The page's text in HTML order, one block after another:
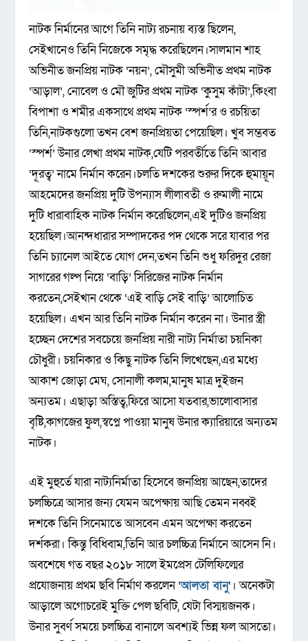
নাটক নির্মানের আগে তিনি নাট্য রচনায় ব্যস্ত ছিলেন,
সেইখানেও তিনি নিজেকে সমৃদ্ধ করেছিলেন।সালমান শাহ
অভিনীত জনপ্রিয় নাটক ‘নয়ন’, মৌসুমী অভিনীত প্রথম নাটক
‘আড়াল’, নোবেল ও মৌ জুটির প্রথম নাটক ‘কুসুম কাঁটা’,কিংবা
বিপাশা ও শমীর একসাথে প্রথম নাটক ‘স্পর্শ’র ও রচয়িতা
তিনি,নাটকগুলো তখন বেশ জনপ্রিয়তা পেয়েছিল। খুব সম্ভবত
‘স্পর্শ’ উনার লেখা প্রথম নাটক,যেটি পরবর্তীতে তিনি আবার
‘দূরত্ব’ নামে নির্মান করেন।চলতি দশকের শুরুর দিকে হুমায়ূন
আহমেদের জনপ্রিয় দুটি উপন্যাস লীলাবতী ও রুমালী নামে
দুটি ধারাবাহিক নাটক নির্মান করেছিলেন,এই দুটিও জনপ্রিয়
হয়েছিল।আনন্দধারার সম্পাদকের পদ থেকে সরে যাবার পর
তিনি চ্যানেল আইতে যোগ দেন,তখন তিনি শুধু ফরিদুর রেজা
সাগরের গল্প নিয়ে ‘বাড়ি’ সিরিজের নাটক নির্মান
করতেন,সেইখান থেকে ‘এই বাড়ি সেই বাড়ি’ আলোচিত
হয়েছিল। এখন আর তিনি নাটক নির্মান করেন না। উনার স্ত্রী
হচ্ছেন দেশের সবচেয়ে জনপ্রিয় নারী নাট্য নির্মাতা চয়নিকা
চৌধুরী। চয়নিকার ও কিছু নাটক তিনি লিখেছেন,এর মধ্যে
আকাশ জোড়া মেঘ, সোনালী কলম,মানুষ মাত্র দুইজন
অন্যতম। এছাড়া অস্তিত্ব,ফিরে আসো যতবার,ভালোবাসার
বৃষ্টি,কাগজের ফুল,স্বপ্নে পাওয়া মানুষ উনার ক্যারিয়ারে অন্যতম
নাটক।
এই মুহুর্তে যারা নাট্যনির্মাতা হিসেবে জনপ্রিয় আছেন,তাদের
চলচ্চিত্রে আসার জন্য যেমন অপেক্ষায় আছি তেমন নব্বই
দশকে তিনি সিনেমাতে আসবেন এমন অপেক্ষা করতেন
দর্শকরা। কিন্তু বিধিবাম,তিনি আর চলচ্চিত্র নির্মানে আসেন নি।
অবশেষে গত বছর ২০১৮ সালে ইমপ্রেস টেলিফিল্মের
প্রযোজনায় প্রথম ছবি নির্মাণ করলেন ‘আলতা বানু‘। অনেকটা
আড়ালে অগোচরেই মুক্তি পেল ছবিটি, যেটা বিস্ময়জনক।
উনার সুবর্ণ সময়ে চলচ্চিত্র বানালে অবশ্যই ভিন্ন ফল আসতো।